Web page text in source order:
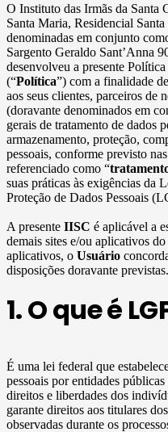
O Instituto das Irmãs da Santa
Santa Maria, Residencial
denominadas em conjunto
Sargento Geraldo Sant’Anna
desenvolveu a presente
(“Política”) com a finalidade
aos seus clientes, parceiros de
(doravante denominados em
gerais de tratamento de dados
armazenamento, proteção,
pessoais, conforme previsto
referenciado como “
suas práticas às exigências da
Proteção de Dados Pessoais
A presente IISC é aplicável a
demais sites e/ou aplicativos do
aplicativos, o Usuário
disposições doravante previstas.
1. O que é
É uma lei federal que
pessoais por entidades
direitos e liberdades dos
garante direitos aos titulares
observadas durante os